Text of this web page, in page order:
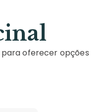
oferecer opções